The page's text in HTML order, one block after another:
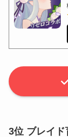
3位 ブレイド